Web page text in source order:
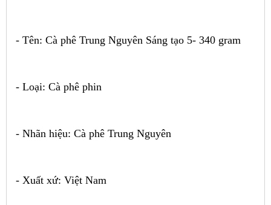
- Tên: Cà phê Trung Nguyên Sáng tạo 5- 340 gram
- Loại: Cà phê phin
- Nhãn hiệu: Cà phê Trung Nguyên
- Xuất xứ: Việt Nam